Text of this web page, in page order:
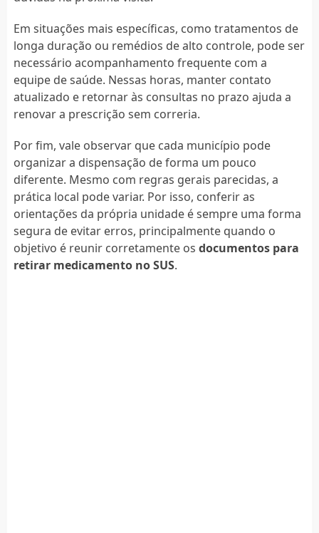
Em situações mais específicas, como tratamentos de
longa duração ou remédios de alto controle, pode ser
necessário acompanhamento frequente com a
equipe de saúde. Nessas horas, manter contato
atualizado e retornar às consultas no prazo ajuda a
renovar a prescrição sem correria.
Por fim, vale observar que cada município pode
organizar a dispensação de forma um pouco
diferente. Mesmo com regras gerais parecidas, a
prática local pode variar. Por isso, conferir as
orientações da própria unidade é sempre uma forma
segura de evitar erros, principalmente quando o
objetivo é reunir corretamente os documentos para
retirar medicamento no SUS.